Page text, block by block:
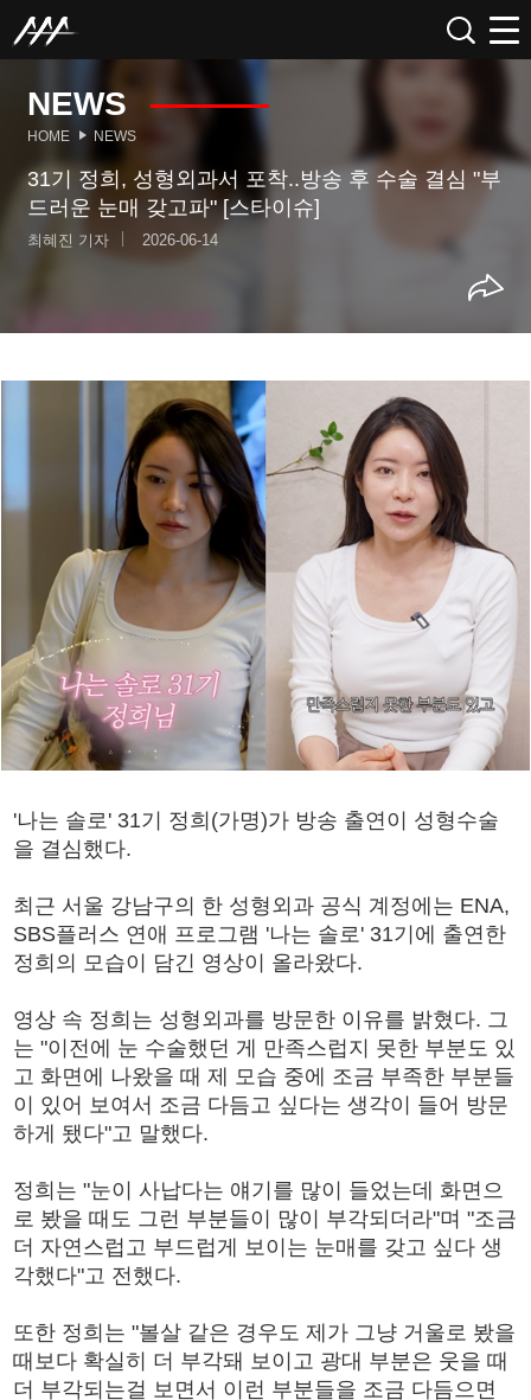
NEWS
HOME NEWS
31기 정희, 성형외과서 포착..방송 후 수술 결심 "부
드러운 눈매 갖고파" [스타이슈]
최혜진 기자 2026-06-14
'나는 솔로' 31기 정희(가명)가 방송 출연이 성형수술
을 결심했다.
최근 서울 강남구의 한 성형외과 공식 계정에는 ENA,
SBS플러스 연애 프로그램 '나는 솔로' 31기에 출연한
정희의 모습이 담긴 영상이 올라왔다.
영상 속 정희는 성형외과를 방문한 이유를 밝혔다. 그
는 "이전에 눈 수술했던 게 만족스럽지 못한 부분도 있
고 화면에 나왔을 때 제 모습 중에 조금 부족한 부분들
이 있어 보여서 조금 다듬고 싶다는 생각이 들어 방문
하게 됐다"고 말했다.
정희는 "눈이 사납다는 얘기를 많이 들었는데 화면으
로 봤을 때도 그런 부분들이 많이 부각되더라"며 "조금
더 자연스럽고 부드럽게 보이는 눈매를 갖고 싶다 생
각했다"고 전했다.
또한 정희는 "볼살 같은 경우도 제가 그냥 거울로 봤을
때보다 확실히 더 부각돼 보이고 광대 부분은 웃을 때
더 부각되는걸 보면서 이런 부분들을 조금 다듬으면